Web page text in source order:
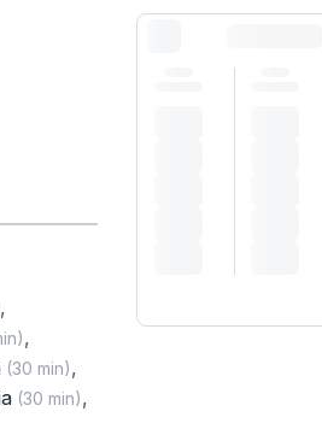
,
,
(30 min),
(30 min),